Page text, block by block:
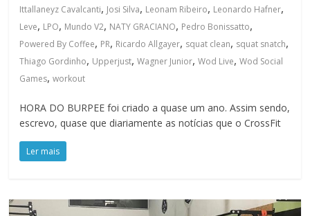
Ittallaneyz Cavalcanti, Josi Silva, Leonam Ribeiro, Leonardo Hafner,
Leve, LPO, Mundo V2, NATY GRACIANO, Pedro Bonissatto,
Powered By Coffee, PR, Ricardo Allgayer, squat clean, squat snatch,
Thiago Gordinho, Upperjust,Wagner Junior,Wod Live,Wod Social
Games,workout
HORA DO BURPEE foi criado a quase um ano. Assim sendo,
escrevo, quase que diariamente as notícias que o CrossFit
Ler mais